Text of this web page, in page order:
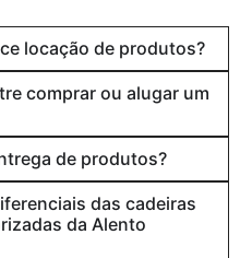
locação de produtos?
comprar ou alugar um
de produtos?
das cadeiras
da Alento